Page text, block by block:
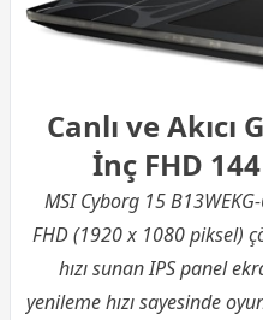
Canlı ve
İnç FHD
MSI Cyborg 15
FHD (1920 x 1080 piksel)
hızı sunan IPS panel
yenileme hızı sayesinde